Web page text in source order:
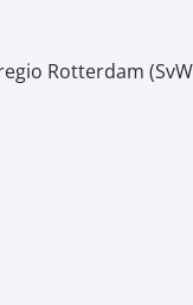
Rotterdam